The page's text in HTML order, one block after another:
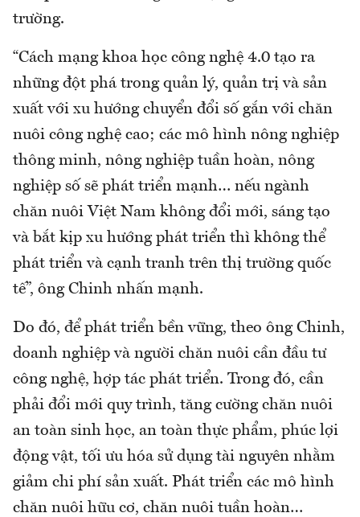
trường.
“Cách mạng khoa học công nghệ 4.0 tạo ra
những đột phá trong quản lý, quản trị và sản
xuất với xu hướng chuyển đổi số gắn với chăn
nuôi công nghệ cao; các mô hình nông nghiệp
thông minh, nông nghiệp tuần hoàn, nông
nghiệp số sẽ phát triển mạnh… nếu ngành
chăn nuôi Việt Nam không đổi mới, sáng tạo
và bắt kịp xu hướng phát triển thì không thể
phát triển và cạnh tranh trên thị trường quốc
tế”, ông Chinh nhấn mạnh.
Do đó, để phát triển bền vững, theo ông Chinh,
doanh nghiệp và người chăn nuôi cần đầu tư
công nghệ, hợp tác phát triển. Trong đó, cần
phải đổi mới quy trình, tăng cường chăn nuôi
an toàn sinh học, an toàn thực phẩm, phúc lợi
động vật, tối ưu hóa sử dụng tài nguyên nhằm
giảm chi phí sản xuất. Phát triển các mô hình
chăn nuôi hữu cơ, chăn nuôi tuần hoàn…